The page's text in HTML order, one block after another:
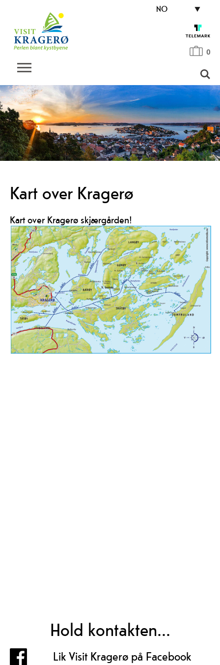
NO
0
Kart over Kragerø
Kart over Kragerø skjærgården!
Hold kontakten...
Lik Visit Kragerø på Facebook